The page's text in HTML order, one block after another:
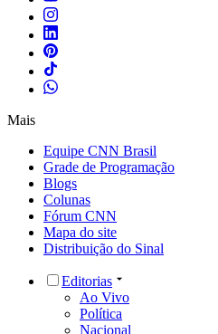
Mais
Equipe CNN Brasil
Grade de Programação
Blogs
Colunas
Fórum CNN
Mapa do site
Distribuição do Sinal
Editorias
Ao Vivo
Política
Nacional